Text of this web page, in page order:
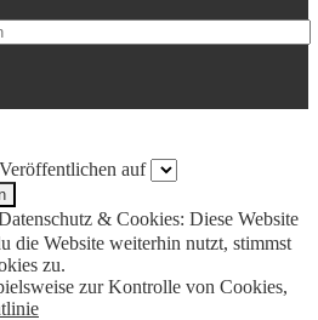
Veröffentlichen auf
& Cookies: Diese Website
die Website weiterhin nutzt, stimmst
zu.
zur Kontrolle von Cookies,